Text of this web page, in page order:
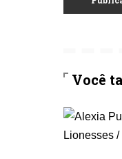
Você